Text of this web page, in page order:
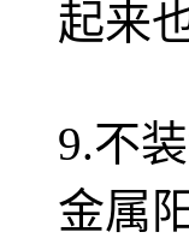
起来
9.不
金属